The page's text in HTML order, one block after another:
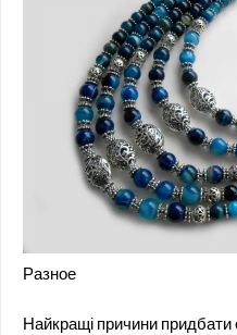
Разное
Найкращі причини придбати